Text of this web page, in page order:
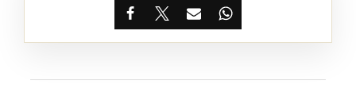
Facebook
X EmailWhatsApp